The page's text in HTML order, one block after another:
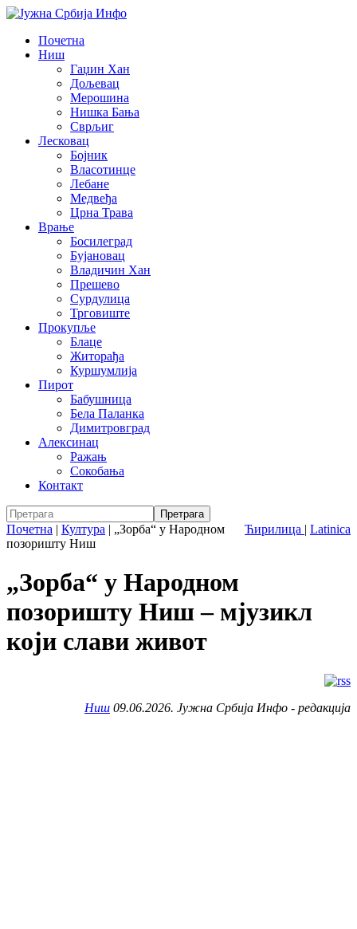
Почетна
Ниш
Гаџин Хан
Дољевац
Мерошина
Нишка Бања
Сврљиг
Лесковац
Бојник
Власотинце
Лебане
Медвеђа
Црна Трава
Врање
Босилеград
Бујановац
Владичин Хан
Прешево
Сурдулица
Трговиште
Прокупље
Блаце
Житорађа
Куршумлија
Пирот
Бабушница
Бела Паланка
Димитровград
Алексинац
Ражањ
Сокобања
Контакт
Ћирилица | Latinica
Почетна | Култура | „Зорба“ у Народном
позоришту Ниш
„Зорба“ у Народном
позоришту Ниш – мјузикл
који слави живот
Ниш 09.06.2026. Јужна Србија Инфо - редакција